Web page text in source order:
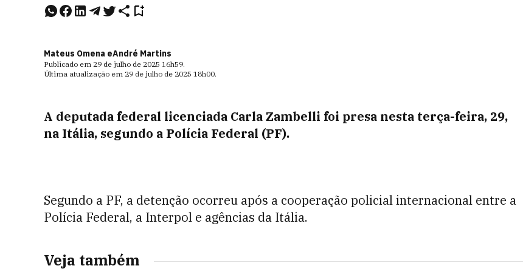
Mateus Omena eAndré Martins
Publicado em 29 de julho de 2025 16h59.
Última atualização em 29 de julho de 2025 18h00.
A deputada federal licenciada Carla Zambelli foi presa nesta terça-feira, 29,
na Itália, segundo a Polícia Federal (PF).
Segundo a PF, a detenção ocorreu após a cooperação policial internacional entre a
Polícia Federal, a Interpol e agências da Itália.
Veja também